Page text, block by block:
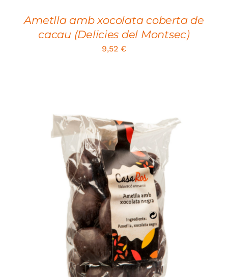
Ametlla amb xocolata coberta de
cacau (Delicies del Montsec)
9,52 €
ADD TO CART
/